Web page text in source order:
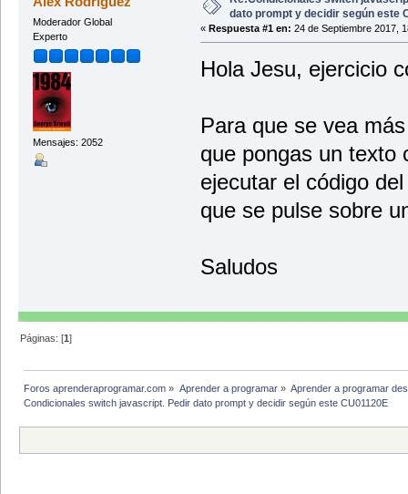
<body>
<div>
<p onclick ="alert('Alerta
</p>
</html>
Moderador Global
Experto
Mensajes: 2052
dato prompt y decidir según este
« Respuesta #1 en: 24 de Septiembre 2017,
Hola Jesu, ejercicio
Para que se vea
que pongas un texto
ejecutar el código
que se pulse sobre
Saludos
Páginas: [1]
Foros aprenderaprogramar.com » Aprender a programar» Aprender a programar
Condicionales switch javascript. Pedir dato prompt y decidir según este CU01120E